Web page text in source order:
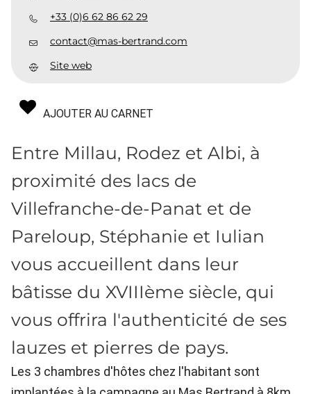
+33 (0)6 62 86 62 29
contact@mas-bertrand.com
Site web
AJOUTER AU CARNET
Entre Millau, Rodez et Albi, à
proximité des lacs de
Villefranche-de-Panat et de
Pareloup, Stéphanie et Iulian
vous accueillent dans leur
bâtisse du XVIIIème siècle, qui
vous offrira l'authenticité de ses
lauzes et pierres de pays.
Les 3 chambres d'hôtes chez l'habitant sont